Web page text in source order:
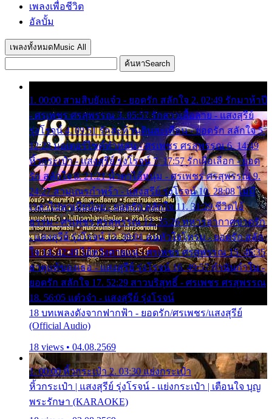
เพลงเพื่อชีวิต
อัลบั้ม
เพลงทั้งหมด Music All
ค้นหาSearch
1. 00:00 สามสิบยังแจ๋ว - ยอดรัก สลักใจ 2. 02:49 รักมาห้าปี
- ศรเพชร ศรสุพรรณ 3. 05:57 รักสาวเสื้อลาย - แสงสุรีย์
รุ่งโรจน์ 4. 09:51 รักสะท้านดินสะเทือน - ยอดรัก สลักใจ 5.
12:23 มอเตอร์ไซค์ทำหล่น - ศรเพชร ศรสุพรรณ 6. 14:49
หิ้วกระเป๋า - แสงสุรีย์ รุ่งโรจน์ 7. 17:57 รักเผื่อเลือก - ยอด
รัก สลักใจ 8. 21:21 น้ำตาไอ้หนุ่ม - ศรเพชร ศรสุพรรณ 9.
24:27 สามเณรกำพร้า - แสงสุรีย์ รุ่งโรจน์ 10. 28:08 ไม่มี
เวลาไปหาเมียน้อย - ยอดรัก สลักใจ 11. 31:29 ชีวิตไอ้
ธรรม - ศรเพชร ศรสุพรรณ 12. 35:26 ทหารอากาศขาดรัก
- แสงสุรีย์ รุ่งโรจน์ 13. 39:01 คนหัวใจโทรม - ยอดรัก สลัก
ใจ 14. 42:49 ไอ้หวังตายแน่ - ศรเพชร ศรสุพรรณ 15. 46:35
ธาตุแท้ของเธอ - แสงสุรีย์ รุ่งโรจน์ 16. 49:57 กำนันกำใน -
ยอดรัก สลักใจ 17. 52:29 สาวบริสุทธิ์ - ศรเพชร ศรสุพรรณ
18. 56:05 แต๋วจ๋า - แสงสุรีย์ รุ่งโรจน์
18 บทเพลงดังจากฟากฟ้า - ยอดรัก/ศรเพชร/แสงสุรีย์
(Official Audio)
18 views • 04.08.2569
1. 00:00 หิ้วกระเป๋า 2. 03:30 แย่งกระเป๋า
หิ้วกระเป๋า | แสงสุรีย์ รุ่งโรจน์ - แย่งกระเป๋า | เตือนใจ บุญ
พระรักษา (KARAOKE)